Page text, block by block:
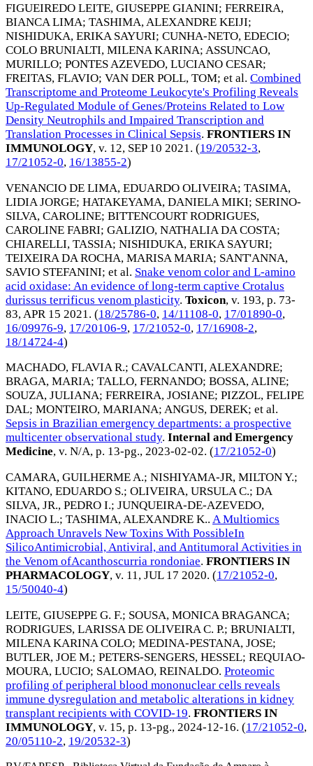
FIGUEIREDO LEITE, GIUSEPPE GIANINI; FERREIRA,
BIANCA LIMA; TASHIMA, ALEXANDRE KEIJI;
NISHIDUKA, ERIKA SAYURI; CUNHA-NETO, EDECIO;
COLO BRUNIALTI, MILENA KARINA; ASSUNCAO,
MURILLO; PONTES AZEVEDO, LUCIANO CESAR;
FREITAS, FLAVIO; VAN DER POLL, TOM; et al. Combined
Transcriptome and Proteome Leukocyte's Profiling Reveals
Up-Regulated Module of Genes/Proteins Related to Low
Density Neutrophils and Impaired Transcription and
Translation Processes in Clinical Sepsis. FRONTIERS IN
IMMUNOLOGY, v. 12, SEP 10 2021 . (19/20532-3,
17/21052-0, 16/13855-2)
VENANCIO DE LIMA, EDUARDO OLIVEIRA; TASIMA,
LIDIA JORGE; HATAKEYAMA, DANIELA MIKI; SERINO-
SILVA, CAROLINE; BITTENCOURT RODRIGUES,
CAROLINE FABRI; GALIZIO, NATHALIA DA COSTA;
CHIARELLI, TASSIA; NISHIDUKA, ERIKA SAYURI;
TEIXEIRA DA ROCHA, MARISA MARIA; SANT'ANNA,
SAVIO STEFANINI; et al. Snake venom color and L-amino
acid oxidase: An evidence of long-term captive Crotalus
durissus terrificus venom plasticity. Toxicon, v. 193, p. 73-
83, APR 15 2021 . (18/25786-0, 14/11108-0, 17/01890-0,
16/09976-9, 17/20106-9, 17/21052-0, 17/16908-2,
18/14724-4)
MACHADO, FLAVIA R.; CAVALCANTI, ALEXANDRE;
BRAGA, MARIA; TALLO, FERNANDO; BOSSA, ALINE;
SOUZA, JULIANA; FERREIRA, JOSIANE; PIZZOL, FELIPE
DAL; MONTEIRO, MARIANA; ANGUS, DEREK; et al.
Sepsis in Brazilian emergency departments: a prospective
multicenter observational study. Internal and Emergency
Medicine, v. N/A, p. 13-pg., 2023-02-02. (17/21052-0)
CAMARA, GUILHERME A.; NISHIYAMA-JR, MILTON Y.;
KITANO, EDUARDO S.; OLIVEIRA, URSULA C.; DA
SILVA, JR., PEDRO I.; JUNQUEIRA-DE-AZEVEDO,
INACIO L.; TASHIMA, ALEXANDRE K.. A Multiomics
Approach Unravels New Toxins With PossibleIn
SilicoAntimicrobial, Antiviral, and Antitumoral Activities in
the Venom ofAcanthoscurria rondoniae. FRONTIERS IN
PHARMACOLOGY, v. 11, JUL 17 2020. (17/21052-0,
15/50040-4)
LEITE, GIUSEPPE G. F.; SOUSA, MONICA BRAGANCA;
RODRIGUES, LARISSA DE OLIVEIRA C. P.; BRUNIALTI,
MILENA KARINA COLO; MEDINA-PESTANA, JOSE;
BUTLER, JOE M.; PETERS-SENGERS, HESSEL; REQUIAO-
MOURA, LUCIO; SALOMAO, REINALDO. Proteomic
profiling of peripheral blood mononuclear cells reveals
immune dysregulation and metabolic alterations in kidney
transplant recipients with COVID-19. FRONTIERS IN
IMMUNOLOGY, v. 15, p. 13-pg., 2024-12-16. (17/21052-0,
20/05110-2, 19/20532-3)